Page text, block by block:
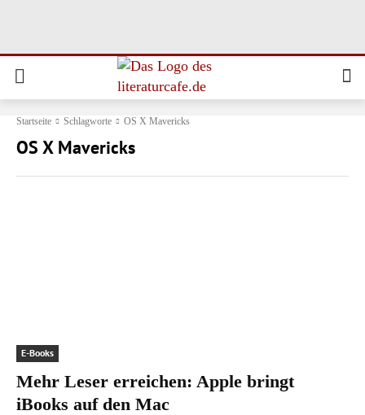
Startseite Schlagworte OS X Mavericks
OS X Mavericks
E-Books
Mehr Leser erreichen: Apple bringt
iBooks auf den Mac